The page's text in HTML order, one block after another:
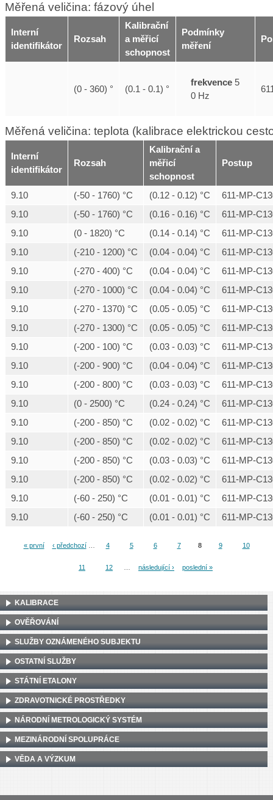
Měřená veličina: fázový úhel
Interní
identifikátor
Rozsah
Kalibrační
a měřicí
schopnost
Podmínky
měření
(0 - 360) ° (0.1 - 0.1) °
frekvence 5
0 Hz
Měřená veličina: teplota (kalibrace elektrickou
Interní
identifikátor
Rozsah
Kalibrační a
měřicí
schopnost
Postup
9.10 (-50 - 1760) °C (0.12 - 0.12) °C
611-MP-
9.10
(-50 - 1760) °C (0.16 - 0.16) °C
611-MP-
9.10
(0 - 1820) °C (0.14 - 0.14) °C
611-MP-
9.10
(-210 - 1200) °C (0.04 - 0.04) °C
611-MP-
9.10
(-270 - 400) °C (0.04 - 0.04) °C
611-MP-
9.10
(-270 - 1000) °C (0.04 - 0.04) °C
611-MP-
9.10
(-270 - 1370) °C (0.05 - 0.05) °C
611-MP-
9.10
(-270 - 1300) °C (0.05 - 0.05) °C
611-MP-
9.10
(-200 - 100) °C (0.03 - 0.03) °C
611-MP-
9.10
(-200 - 900) °C (0.04 - 0.04) °C
611-MP-
9.10
(-200 - 800) °C (0.03 - 0.03) °C
611-MP-
9.10
(0 - 2500) °C (0.24 - 0.24) °C
611-MP-
9.10
(-200 - 850) °C (0.02 - 0.02) °C
611-MP-
9.10
(-200 - 850) °C (0.02 - 0.02) °C
611-MP-
9.10
(-200 - 850) °C (0.03 - 0.03) °C
611-MP-
9.10
(-200 - 850) °C (0.02 - 0.02) °C
611-MP-
9.10
(-60 - 250) °C (0.01 - 0.01) °C
611-MP-
9.10
(-60 - 250) °C (0.01 - 0.01) °C 611-MP-
Stránky
« první ‹ předchozí 4 5 6 7 8 9 10
11 12 následující › poslední »
KALIBRACE
OVĚŘOVÁNÍ
SLUŽBY OZNÁMENÉHO SUBJEKTU
OSTATNÍ SLUŽBY
STÁTNÍ ETALONY
ZDRAVOTNICKÉ PROSTŘEDKY
NÁRODNÍ METROLOGICKÝ SYSTÉM
MEZINÁRODNÍ SPOLUPRÁCE
VĚDA A VÝZKUM